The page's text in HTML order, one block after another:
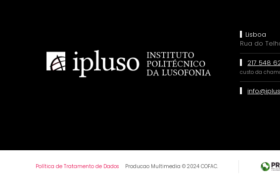
Lisboa
Rua do
217 548
custo da
Política de Tratamento de Dados Producao Multimedia © 2024 COFAC.